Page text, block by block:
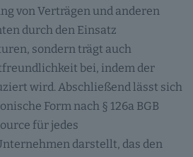
von Verträgen und anderen
durch den Einsatz
sondern trägt auch
bei, indem der
wird. Abschließend lässt sich
Form nach § 126a BGB
für jedes
darstellt, das den